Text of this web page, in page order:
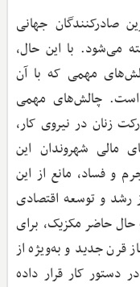
صادرکنندگان جهانی
می‌شود. با این حال،
مهمی که با آن
است. چالش‌های مهمی
زنان در نیروی کار،
مالی شهروندان این
و فساد، مانع از این
رشد و توسعه اقتصادی
حال حاضر مکزیک، برای
قرن جدید و به‌ویژه از
در دستور کار قرار داده